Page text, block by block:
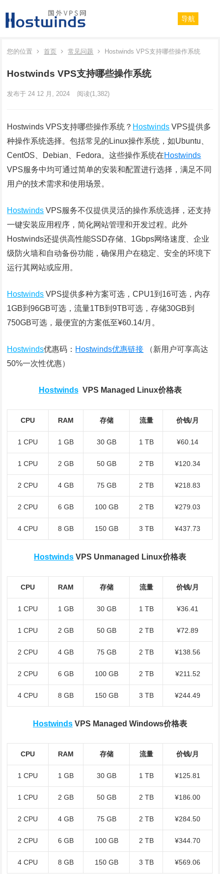
导航
您的位置 首页 常见问题 Hostwinds VPS支持哪些操作系统
Hostwinds VPS支持哪些操作系统
发布于 24 12 月, 2024 阅读(1,382)
Hostwinds VPS支持哪些操作系统？ Hostwinds VPS提供多
种操作系统选择。包括常见的Linux操作系统，如Ubuntu、
CentOS、Debian、Fedora。这些操作系统在Hostwinds
VPS服务中均可通过简单的安装和配置进行选择，满足不同
用户的技术需求和使用场景。
Hostwinds VPS服务不仅提供灵活的操作系统选择，还支持
一键安装应用程序，简化网站管理和开发过程。此外
Hostwinds还提供高性能SSD存储、1Gbps网络速度、企业
级防火墙和自动备份功能，确保用户在稳定、安全的环境下
运行其网站或应用。
Hostwinds VPS提供多种方案可选，CPU1到16可选，内存
1GB到96GB可选，流量1TB到9TB可选，存储30GB到
750GB可选，最便宜的方案低至¥60.14/月。
Hostwinds优惠码： Hostwinds优惠链接 （新用户可享高达
50%一次性优惠）
HostwindsVPS Managed Linux价格表
CPU RAM 存储 流量 价钱/月
1 CPU 1 GB 30 GB 1 TB ¥60.14
1 CPU 2 GB 50 GB 2 TB ¥120.34
2 CPU 4 GB 75 GB 2 TB ¥218.83
2 CPU 6 GB 100 GB 2 TB ¥279.03
4 CPU 8 GB 150 GB 3 TB ¥437.73
Hostwinds VPS Unmanaged Linux价格表
CPU RAM 存储 流量 价钱/月
1 CPU 1 GB 30 GB 1 TB ¥36.41
1 CPU 2 GB 50 GB 2 TB ¥72.89
2 CPU 4 GB 75 GB 2 TB ¥138.56
2 CPU 6 GB 100 GB 2 TB ¥211.52
4 CPU 8 GB 150 GB 3 TB ¥244.49
Hostwinds VPS Managed Windows价格表
CPU RAM 存储 流量 价钱/月
1 CPU 1 GB 30 GB 1 TB ¥125.81
1 CPU 2 GB 50 GB 2 TB ¥186.00
2 CPU 4 GB 75 GB 2 TB ¥284.50
2 CPU 6 GB 100 GB 2 TB ¥344.70
4 CPU 8 GB 150 GB 3 TB ¥569.06